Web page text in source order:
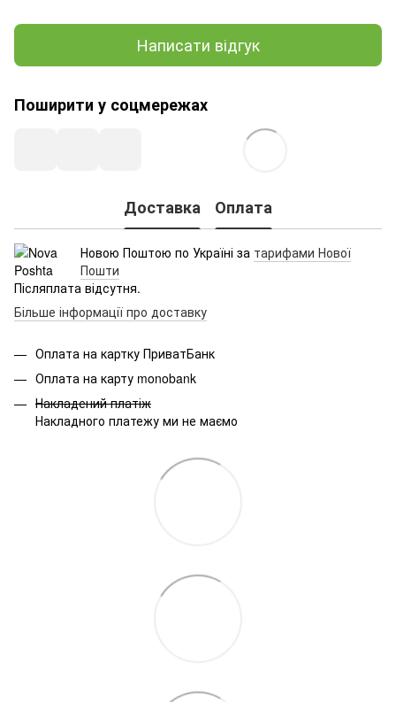
Написати відгук
Поширити у соцмережах
Доставка Оплата
Новою Поштою по Україні за тарифами Нової
Пошти
Післяплата відсутня.
Більше інформації про доставку
Оплата на картку ПриватБанк
Оплата на карту monobank
Накладений платіж
Накладного платежу ми не маємо